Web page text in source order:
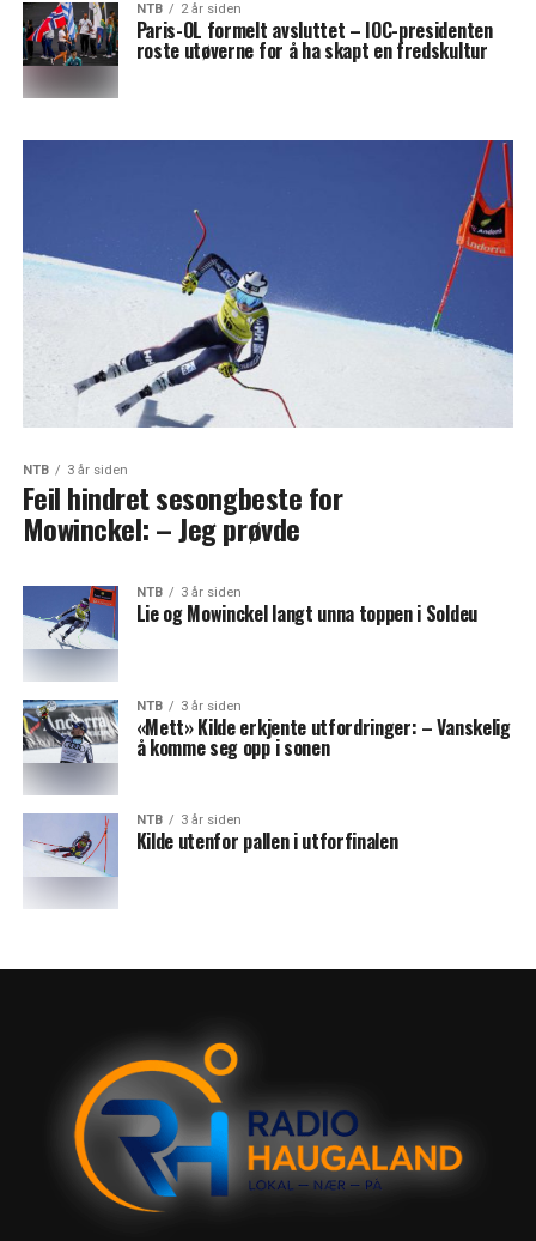
NTB 2 år siden
Paris-OL formelt avsluttet – IOC-presidenten
roste utøverne for å ha skapt en fredskultur
NTB 3 år siden
Feil hindret sesongbeste for
Mowinckel: – Jeg prøvde
NTB 3 år siden
Lie og Mowinckel langt unna toppen i Soldeu
NTB 3 år siden
«Mett» Kilde erkjente utfordringer: – Vanskelig
å komme seg opp i sonen
NTB 3 år siden
Kilde utenfor pallen i utforfinalen